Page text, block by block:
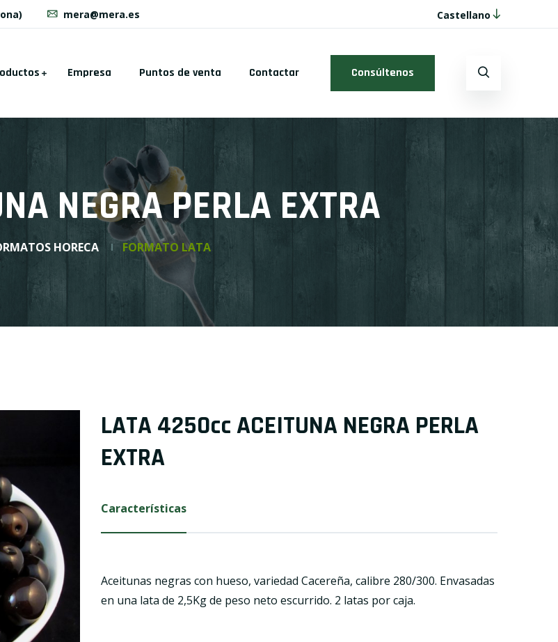
mera@mera.es Castellano
Empresa Puntos de venta Contactar Consúltenos
NEGRA PERLA EXTRA
HORECA FORMATO LATA
LATA 4250cc ACEITUNA NEGRA PERLA
EXTRA
Características
Aceitunas negras con hueso, variedad Cacereña, calibre 280/300. Envasadas
en una lata de 2,5Kg de peso neto escurrido. 2 latas por caja.